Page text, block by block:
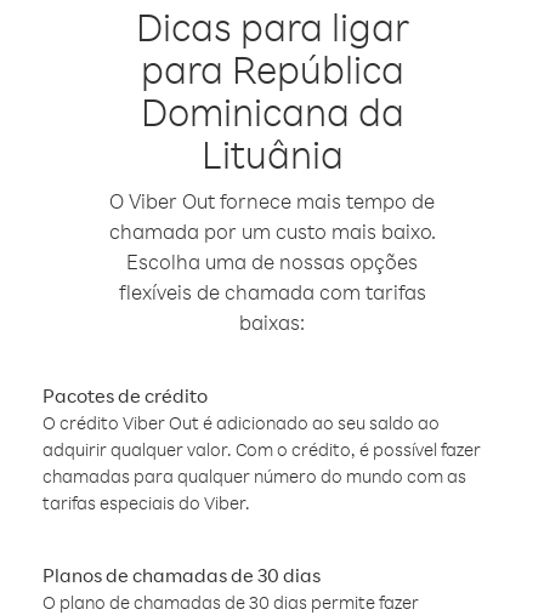
Dicas para ligar
para República
Dominicana da
Lituânia
O Viber Out fornece mais tempo de
chamada por um custo mais baixo.
Escolha uma de nossas opções
flexíveis de chamada com tarifas
baixas:
Pacotes de crédito
O crédito Viber Out é adicionado ao seu saldo ao
adquirir qualquer valor. Com o crédito, é possível fazer
chamadas para qualquer número do mundo com as
tarifas especiais do Viber.
Planos de chamadas de 30 dias
O plano de chamadas de 30 dias permite fazer